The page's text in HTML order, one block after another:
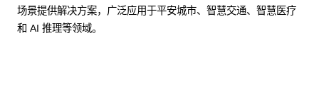
场景提供解决方案，广泛应用于平安城市、智慧交通、智慧医疗
和 AI 推理等领域。